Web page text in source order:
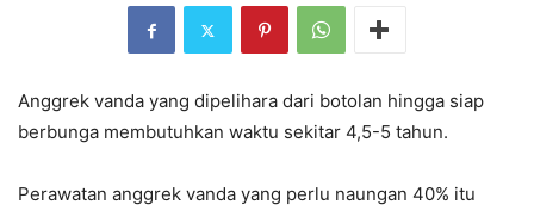
Anggrek vanda yang dipelihara dari botolan hingga siap
berbunga membutuhkan waktu sekitar 4,5-5 tahun.
Perawatan anggrek vanda yang perlu naungan 40% itu